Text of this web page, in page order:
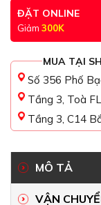
ĐẶT ONLINE
Giảm 300K
MUA TẠI
Số 356 Phố
Tầng 3, Toà
Tầng 3, C14
MÔ TẢ
VẬN